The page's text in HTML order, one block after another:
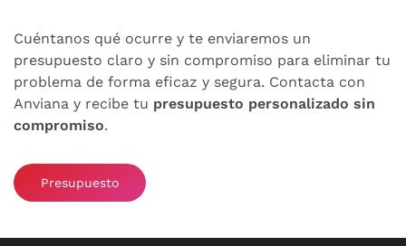
Cuéntanos qué ocurre y te enviaremos un
presupuesto claro y sin compromiso para eliminar tu
problema de forma eficaz y segura. Contacta con
Anviana y recibe tu presupuesto personalizado sin
compromiso.
Presupuesto